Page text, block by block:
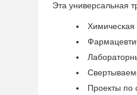
Эта универсальная
Химическая
Проекты по